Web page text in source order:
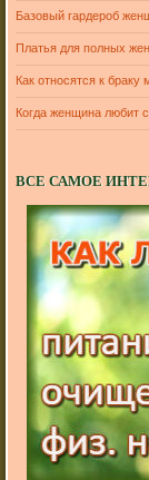
Базовый гардероб
Платья для полных
Как относятся к
Когда женщина любит
ВСЕ САМОЕ